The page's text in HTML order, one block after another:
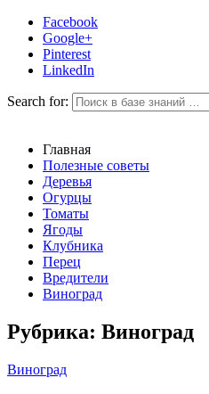
Facebook
Google+
Pinterest
LinkedIn
Search for:
Главная
Полезные советы
Деревья
Огурцы
Томаты
Ягоды
Клубника
Перец
Вредители
Виноград
Рубрика: Виноград
Виноград